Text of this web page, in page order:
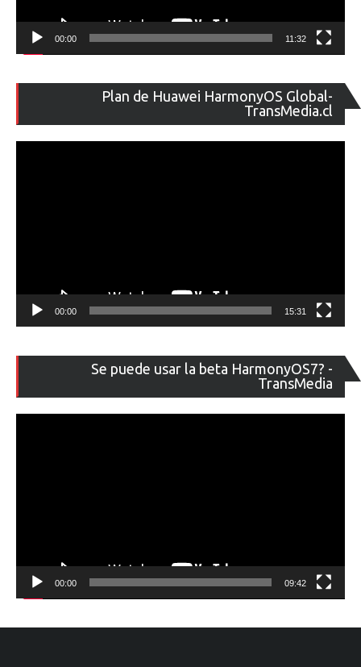
00:00 11:32
Plan de Huawei HarmonyOS Global-
TransMedia.cl
de
00:00 15:31
Se puede usar la beta HarmonyOS7? -
TransMedia
de
00:00 09:42